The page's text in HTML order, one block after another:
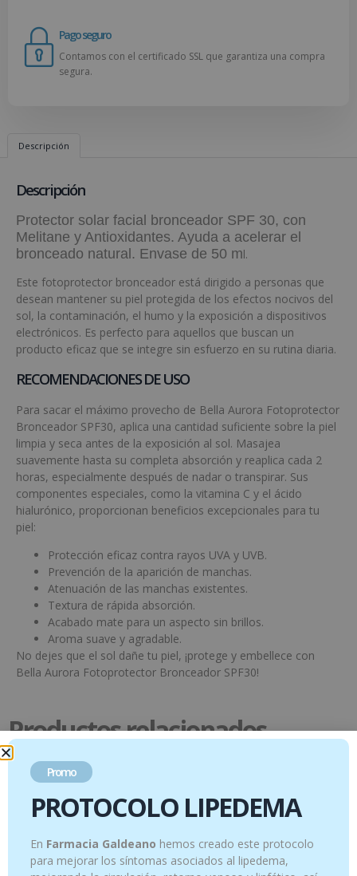
Pago seguro
Contamos con el certificado SSL que garantiza una compra
segura.
Descripción
Descripción
Protector solar facial bronceador SPF 30, con
Melitane y Antioxidantes. Ayuda a acelerar el
bronceado natural. Envase de 50 ml.
Este fotoprotector bronceador está dirigido a personas que
desean mantener su piel protegida de los efectos nocivos del
sol, la contaminación, el humo y la exposición a dispositivos
electrónicos. Es perfecto para aquellos que buscan un
producto eficaz que se integre sin esfuerzo en su rutina diaria.
RECOMENDACIONES DE USO
Para sacar el máximo provecho de Bella Aurora Fotoprotector
Bronceador SPF30, aplica una cantidad suficiente sobre la piel
limpia y seca antes de la exposición al sol. Masajea
suavemente hasta su completa absorción y reaplica cada 2
horas, especialmente después de nadar o transpirar. Sus
componentes especiales, como la vitamina C y el ácido
hialurónico, proporcionan beneficios excepcionales para tu
piel:
Protección eficaz contra rayos UVA y UVB.
Prevención de la aparición de manchas.
Atenuación de las manchas existentes.
Textura de rápida absorción.
Acabado mate para un aspecto sin brillos.
Aroma suave y agradable.
No dejes que el sol dañe tu piel, ¡protege y embellece con
Bella Aurora Fotoprotector Bronceador SPF30!
Productos relacionados
Promo
PROTOCOLO LIPEDEMA
En Farmacia Galdeano hemos creado este protocolo
para mejorar los síntomas asociados al lipedema,